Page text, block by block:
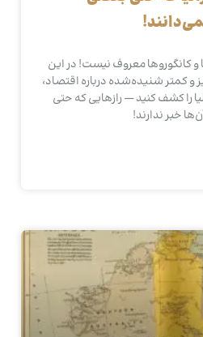
و کانگوروها معروف نیست! در این
و کمتر شنیده‌شده درباره اقتصاد،
را کشف کنید — رازهایی که حتی
خبر ندارند!